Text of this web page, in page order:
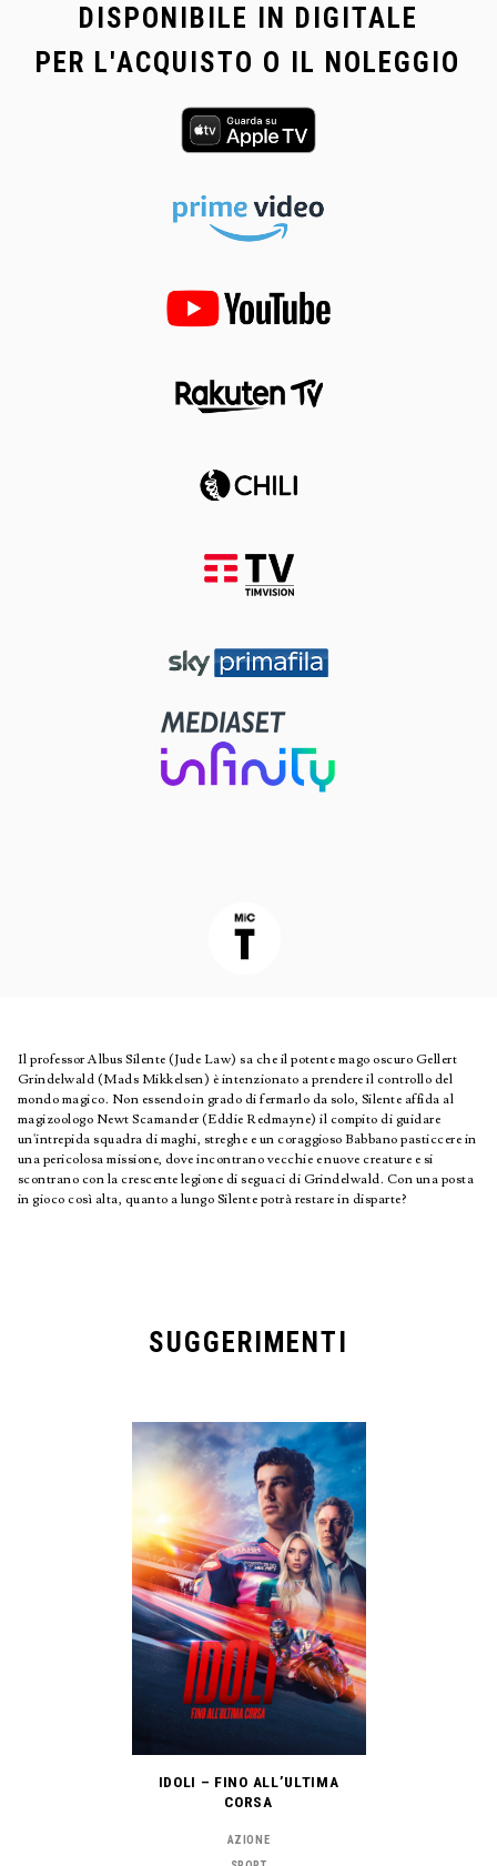
DISPONIBILE IN DIGITALE
PER L'ACQUISTO O IL NOLEGGIO
Il professor Albus Silente (Jude Law) sa che il potente mago oscuro Gellert
Grindelwald (Mads Mikkelsen) è intenzionato a prendere il controllo del
mondo magico. Non essendo in grado di fermarlo da solo, Silente affida al
magizoologo Newt Scamander (Eddie Redmayne) il compito di guidare
un'intrepida squadra di maghi, streghe e un coraggioso Babbano pasticcere in
una pericolosa missione, dove incontrano vecchie e nuove creature e si
scontrano con la crescente legione di seguaci di Grindelwald. Con una posta
in gioco così alta, quanto a lungo Silente potrà restare in disparte?
SUGGERIMENTI
IDOLI – FINO ALL’ULTIMA
CORSA
AZIONE